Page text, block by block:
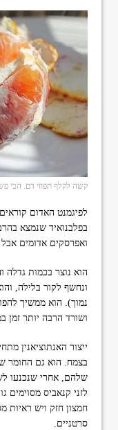
קשה לקלף תפוזי דם. הכי
לפיגמנט האדום קוראים
בפלבנואיד שנמצא
ואפרסקים אדומים
הוא נוצר בכמות גדלה
נמוך). הוא ממשיך
ושורד הרבה יותר
ייצור האנתוציאנין
בצמח. הוא גם החומר
שלהם, אחרי שנכנעו
לזני קנאביס מסוימים
חמצון חזק ויש ראיות
סרטניים.